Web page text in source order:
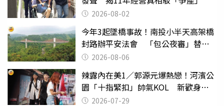
2026-08-02
今年3起墜橋事故！南投小半天高架橋
封路辦平安法會 「包公夜審」替亡
魂伸冤
2026-08-06
辣露內在美1／郭源元爆熱戀！河濱公
園「十指緊扣」帥氣KOL 新歡身份
曝光2026-07-29